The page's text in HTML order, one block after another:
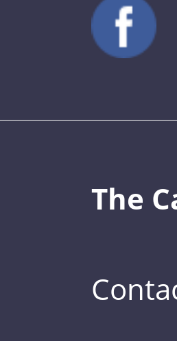
The